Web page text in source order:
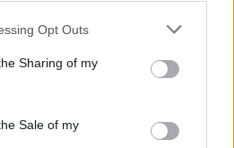
app uses one or more Google
behaviour. You may click to
and its third-party tags to
purposes in below Google
Opt Outs
Sharing of my
Sale of my